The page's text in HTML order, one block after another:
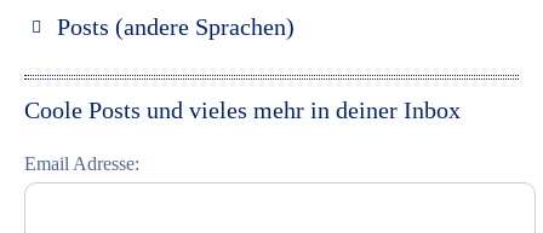
Discover Moscow
Learning Russian
Posts (andere Sprachen)
Italiano
Coole Posts und vieles mehr in deiner Inbox
Email Adresse: